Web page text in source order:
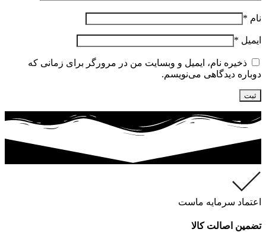
نام *
ایمیل *
ذخیره نام، ایمیل و وبسایت من در مرورگر برای زمانی که
دوباره دیدگاهی می‌نویسم.
اعتماد سرمایه ماست
تضمین اصالت کالا